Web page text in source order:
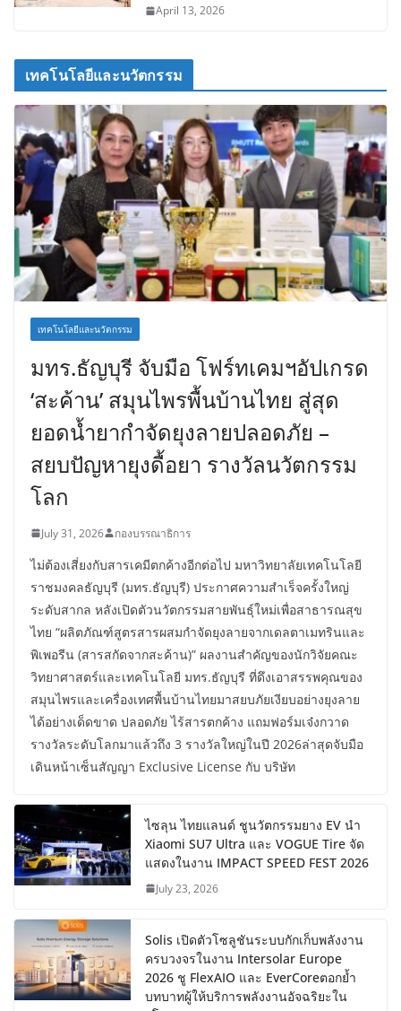
April 13, 2026
เทคโนโลยีและนวัตกรรม
เทคโนโลยีและนวัตกรรม
มทร.ธัญบุรี จับมือ โฟร์ทเคมฯอัปเกรด
‘สะค้าน’ สมุนไพรพื้นบ้านไทย สู่สุด
ยอดน้ำยากำจัดยุงลายปลอดภัย –
สยบปัญหายุงดื้อยา รางวัลนวัตกรรม
โลก
July 31, 2026 กองบรรณาธิการ
ไม่ต้องเสี่ยงกับสารเคมีตกค้างอีกต่อไป มหาวิทยาลัยเทคโนโลยี
ราชมงคลธัญบุรี (มทร.ธัญบุรี) ประกาศความสำเร็จครั้งใหญ่
ระดับสากล หลังเปิดตัวนวัตกรรมสายพันธุ์ใหม่เพื่อสาธารณสุข
ไทย “ผลิตภัณฑ์สูตรสารผสมกำจัดยุงลายจากเดลตาเมทรินและ
พิเพอรีน (สารสกัดจากสะค้าน)” ผลงานสำคัญของนักวิจัยคณะ
วิทยาศาสตร์และเทคโนโลยี มทร.ธัญบุรี ที่ดึงเอาสรรพคุณของ
สมุนไพรและเครื่องเทศพื้นบ้านไทยมาสยบภัยเงียบอย่างยุงลาย
ได้อย่างเด็ดขาด ปลอดภัย ไร้สารตกค้าง แถมฟอร์มเจ๋งกวาด
รางวัลระดับโลกมาแล้วถึง 3 รางวัลใหญ่ในปี 2026ล่าสุดจับมือ
เดินหน้าเซ็นสัญญา Exclusive License กับ บริษัท
ไซลุน ไทยแลนด์ ชูนวัตกรรมยาง EV นำ
Xiaomi SU7 Ultra และ VOGUE Tire จัด
แสดงในงาน IMPACT SPEED FEST 2026
July 23, 2026
Solis เปิดตัวโซลูชันระบบกักเก็บพลังงาน
ครบวงจรในงาน Intersolar Europe
2026 ชู FlexAIO และ EverCoreตอกย้ำ
บทบาทผู้ให้บริการพลังงานอัจฉริยะใน